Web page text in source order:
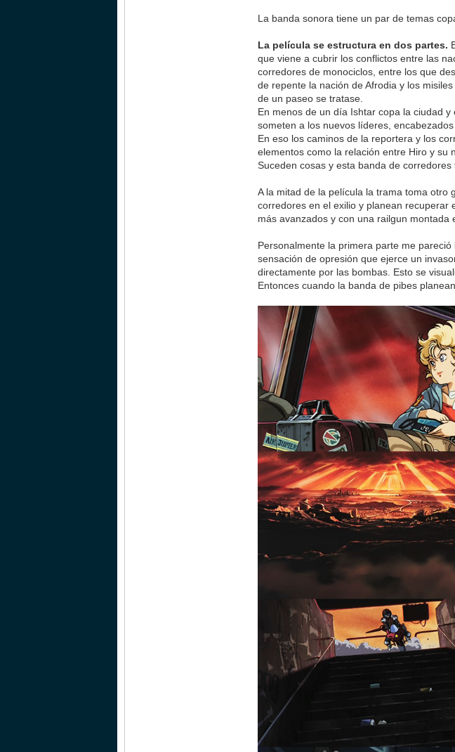
La banda sonora tiene un par de temas
La película se estructura en dos partes.
que viene a cubrir los conflictos entre las
corredores de monociclos, entre los que
de repente la nación de Afrodia y los
de un paseo se tratase.
En menos de un día Ishtar copa la ciudad
someten a los nuevos líderes,
En eso los caminos de la reportera y los
elementos como la relación entre Hiro y su
Suceden cosas y esta banda de
A la mitad de la película la trama toma otro
corredores en el exilio y planean recuperar
más avanzados y con una railgun
Personalmente la primera parte me
sensación de opresión que ejerce un
directamente por las bombas. Esto se
Entonces cuando la banda de pibes